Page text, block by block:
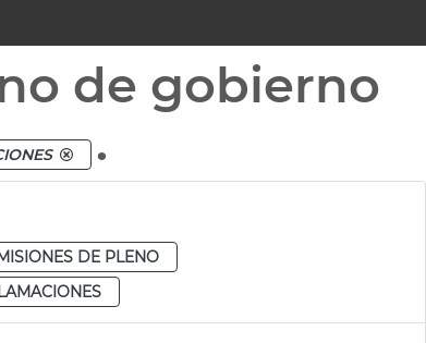
de gobierno
.
DE PLENO